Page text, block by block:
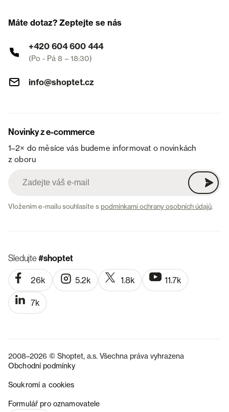
Máte dotaz? Zeptejte se nás
+420 604 600 444
(Po - Pá 8 – 18:30)
info@shoptet.cz
Novinky z e-commerce
1–2× do měsíce vás budeme informovat o novinkách
z oboru
Vložením e-mailu souhlasíte spodmínkami ochrany osobních údajů.
Sledujte#shoptet
26k 5.2k 1.8k 11.7k
7k
2008–2026 © Shoptet, a.s. Všechna práva vyhrazena
Obchodní podmínky
Soukromí a cookies
Formulář pro oznamovatele